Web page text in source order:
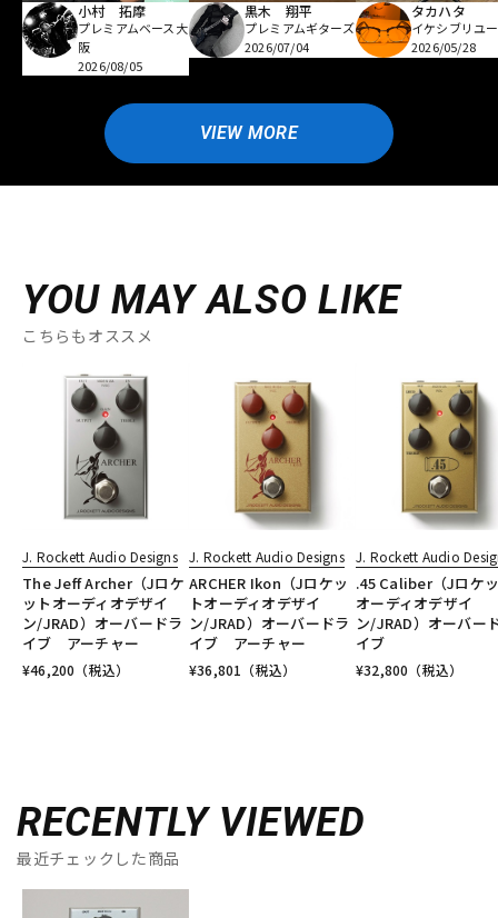
小村 拓摩
プレミアムベース大
阪
2026/08/05
黒木 翔平
プレミアムギターズ
2026/07/04
タカハタ
イケシブリユ
2026/05/28
VIEW MORE
YOU MAY ALSO LIKE
こちらもオススメ
J. Rockett Audio Designs
The Jeff Archer（Jロケ
ットオーディオデザイ
ン/JRAD）オーバードラ
イブ アーチャー
¥46,200 （税込）
J. Rockett Audio Designs
ARCHER Ikon（Jロケッ
トオーディオデザイ
ン/JRAD）オーバードラ
イブ アーチャー
¥36,801 （税込）
J. Rockett Audio
.45 Caliber（Jロケ
オーディオデザイ
ン/JRAD）オーバー
イブ
¥32,800 （税込）
RECENTLY VIEWED
最近チェックした商品